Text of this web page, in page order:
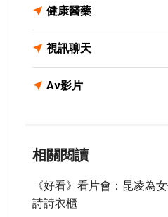
健康醫藥
視訊聊天
Av影片
相關閱讀
《好看》看片會：昆凌為
詩詩衣櫃